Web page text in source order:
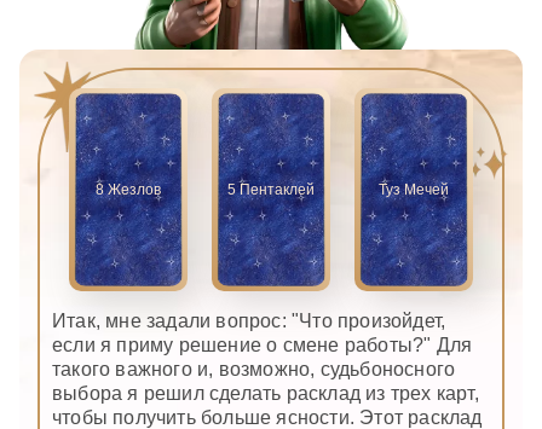
8 Жезлов 5 Пентаклей Туз Мечей
Итак, мне задали вопрос: "Что произойдет,
если я приму решение о смене работы?" Для
такого важного и, возможно, судьбоносного
выбора я решил сделать расклад из трех карт,
чтобы получить больше ясности. Этот расклад